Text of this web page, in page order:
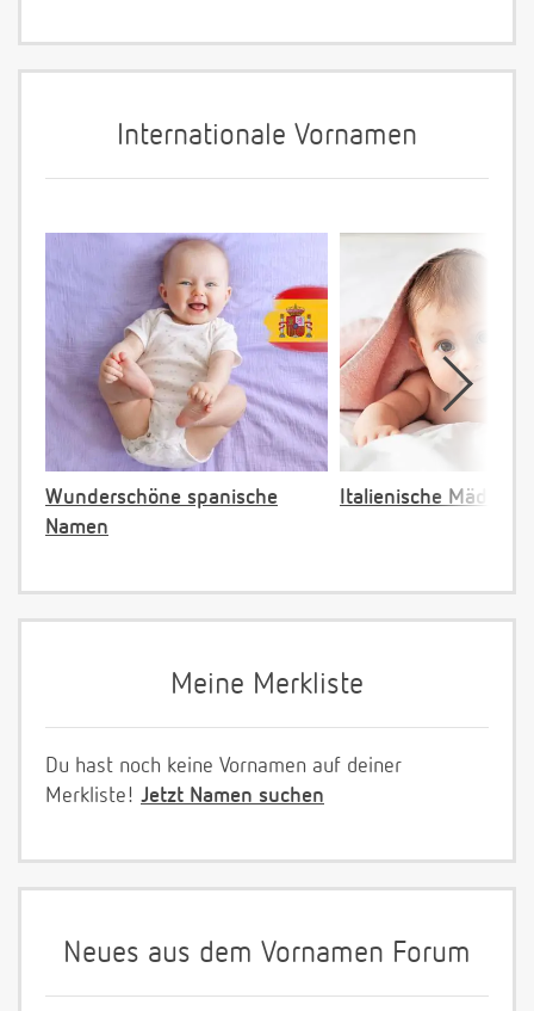
Internationale Vornamen
Wunderschöne spanische
Namen
Italienische
Meine Merkliste
Du hast noch keine Vornamen auf deiner
Merkliste! Jetzt Namen suchen
Neues aus dem Vornamen Forum